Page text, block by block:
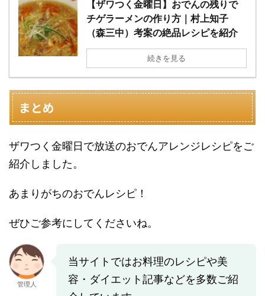
【ザワつく金曜日】おでんの残りで
チゲラーメンの作り方｜村上知子
（森三中）考案の絶品レシピを紹介
続きを見る
まとめ
ザワつく金曜日で放送のおでんアレンジレシピをご
紹介しました。
あまりがちのおでんレシピ！
ぜひご参考にしてくださいね。
管理人
当サイトではお料理のレシピや美
容・ダイエット記事などを多数ご紹